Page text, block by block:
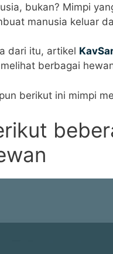
bukan? Mimpi
manusia keluar
dari itu, artikel
berbagai
berikut ini mimpi